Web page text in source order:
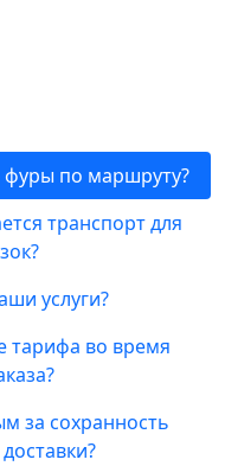
по маршруту?
транспорт для
услуги?
тарифа во время
за сохранность